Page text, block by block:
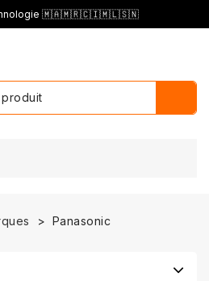
🇲🇦🇲🇷🇨🇮🇲🇱🇸🇳
Panasonic